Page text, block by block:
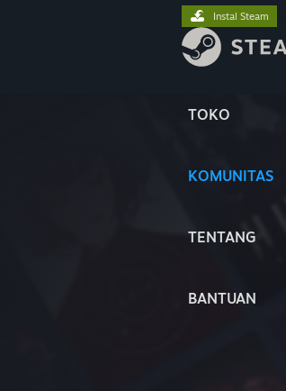
TOKO
KOMUNITAS
TENTANG
BANTUAN
Instal Steam